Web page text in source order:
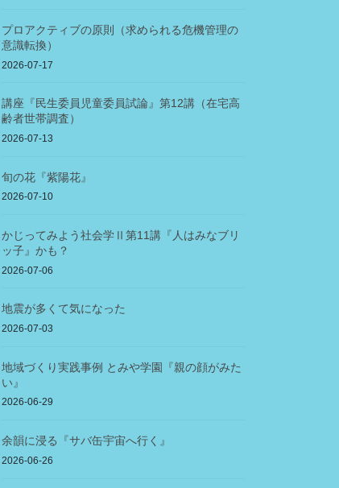
プロアクティブの原則（求められる危機管理の
意識転換）
2026-07-17
講座『民生委員児童委員試論』第12講（在宅高
齢者世帯調査）
2026-07-13
旬の花『紫陽花』
2026-07-10
かじってみよう社会学Ⅱ第11講『人はみなブリ
ッ子』かも？
2026-07-06
地震が多くて気になった
2026-07-03
地域づくり実践事例 とみや学園『親の顔がみた
い』
2026-06-29
余韻に浸る『サバ缶宇宙へ行く』
2026-06-26